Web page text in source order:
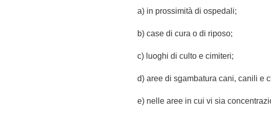
a) in prossimità di ospedali;
b) case di cura o di riposo;
c) luoghi di culto e cimiteri;
d) aree di sgambatura cani, canili e
e) nelle aree in cui vi sia